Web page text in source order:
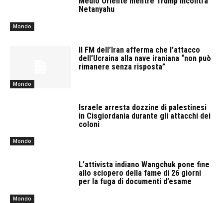
Mondo
Netanyahu
Mondo
Il FM dell’Iran afferma che l’attacco
dell’Ucraina alla nave iraniana “non può
rimanere senza risposta”
Mondo
Israele arresta dozzine di palestinesi
in Cisgiordania durante gli attacchi dei
coloni
Mondo
L’attivista indiano Wangchuk pone fine
allo sciopero della fame di 26 giorni
per la fuga di documenti d’esame